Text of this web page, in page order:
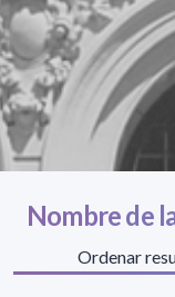
Nombre de
Ordenar